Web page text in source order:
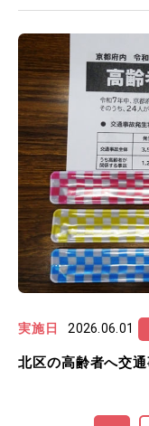
実施日 2026.06.01
北区の高齢者へ交